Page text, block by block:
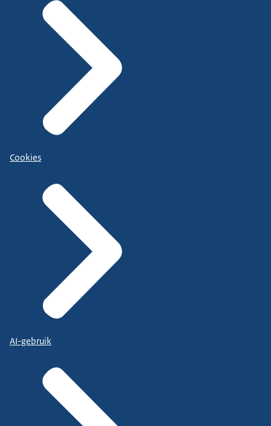
Cookies
AI-gebruik